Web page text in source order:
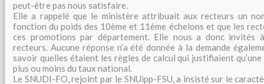
peut-être pas nous satisfaire.
Elle a rappelé que le ministère attribuait aux recteurs un
fonction du poids des 10ème et 11ème échelons et que les
ces promotions par département. Elle nous a donc invités
recteurs. Aucune réponse n’a été donnée à la demande
savoir quelles étaient les règles de calcul qui justifiaient
plus ou moins du taux national.
Le SNUDI-FO, rejoint par le SNUipp-FSU, a insisté sur le